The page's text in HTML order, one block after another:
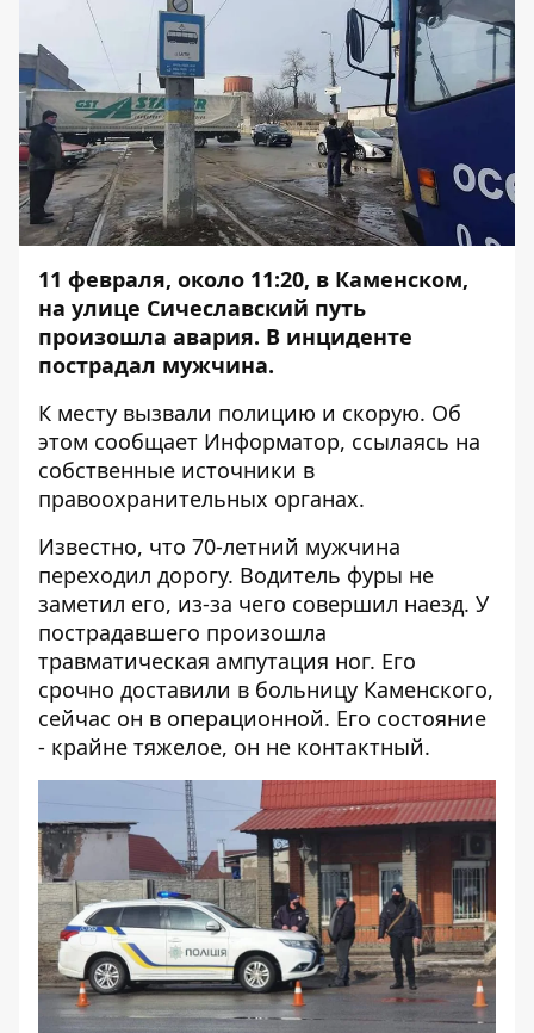
11 февраля, около 11:20, в Каменском,
на улице Сичеславский путь
произошла авария. В инциденте
пострадал мужчина.
К месту вызвали полицию и скорую. Об
этом сообщает Информатор, ссылаясь на
собственные источники в
правоохранительных органах.
Известно, что 70-летний мужчина
переходил дорогу. Водитель фуры не
заметил его, из-за чего совершил наезд. У
пострадавшего произошла
травматическая ампутация ног. Его
срочно доставили в больницу Каменского,
сейчас он в операционной. Его состояние
- крайне тяжелое, он не контактный.